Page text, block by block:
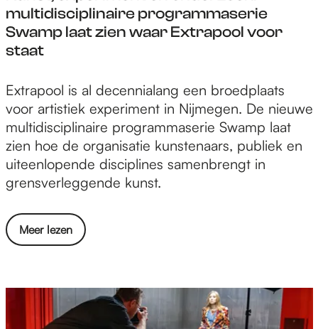
multidisciplinaire programmaserie
Swamp laat zien waar Extrapool voor
staat
K
u
n
s
t
,
x
p
i
Extrapool is al decennialang een broedplaats
voor artistiek experiment in Nijmegen. De nieuwe
multidisciplinaire programmaserie Swamp laat
zien hoe de organisatie kunstenaars, publiek en
uiteenlopende disciplines samenbrengt in
grensverleggende kunst.
Meer lezen
o
v
r
u
c
e
b
k
m
a
i
a
t
s
p
p